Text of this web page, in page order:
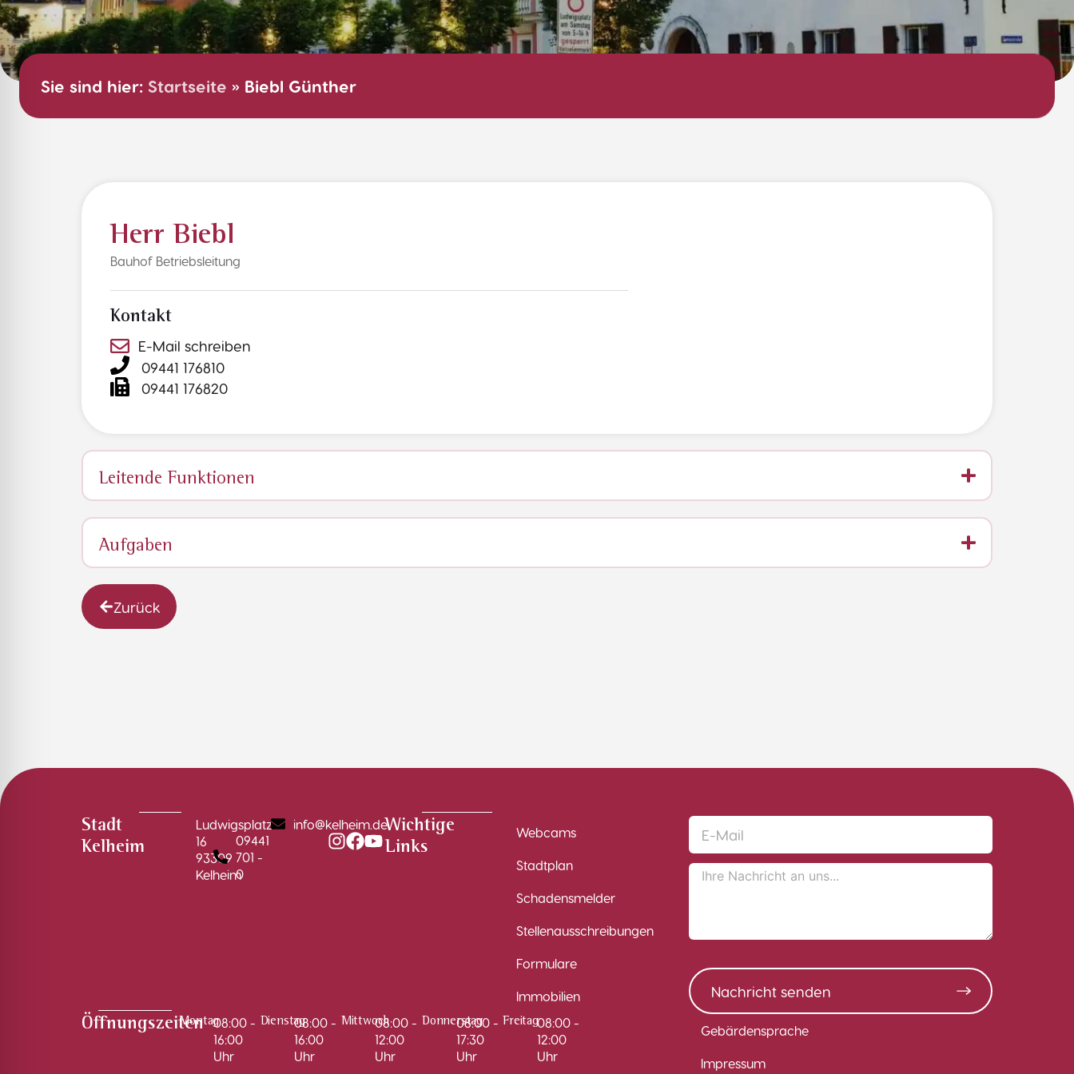
Sie sind hier: Startseite » Biebl Günther
Herr Biebl
Bauhof Betriebsleitung
Kontakt
E-Mail schreiben
09441 176810
09441 176820
Leitende Funktionen
Aufgaben
Zurück
Stadt
Kelheim
Ludwigsplatz
16
93309
Kelheim
09441
701 -
0
info@kelheim.deWichtige
Links
Webcams
Stadtplan
Schadensmelder
Stellenausschreibungen
Formulare
Immobilien Nachricht senden
Öffnungszeiten
Montag08:00 -
16:00
Uhr
Dienstag08:00 -
16:00
Uhr
Mittwoch08:00 -
12:00
Uhr
Donnerstag
08:00 -
17:30
Uhr
Freitag08:00 -
12:00
Uhr
Gebärdensprache
Impressum